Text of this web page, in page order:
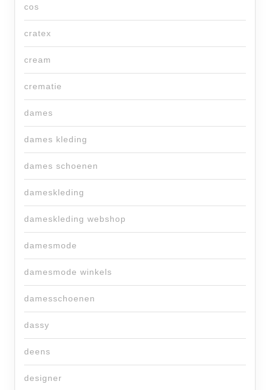
cos
cratex
cream
crematie
dames
dames kleding
dames schoenen
dameskleding
dameskleding webshop
damesmode
damesmode winkels
damesschoenen
dassy
deens
designer